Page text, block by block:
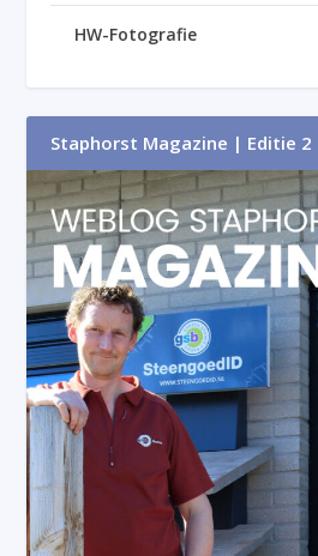
HW-Fotografie
Staphorst Magazine | Editie 2